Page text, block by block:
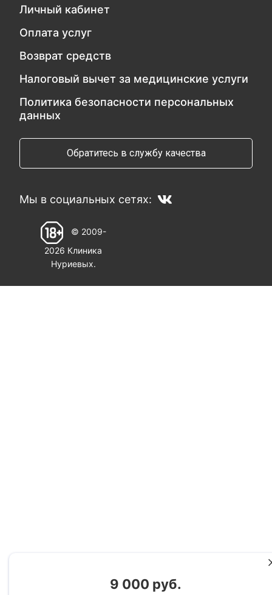
9 000 руб.
Личный кабинет
Оплата услуг
Возврат средств
Налоговый вычет за медицинские услуги
Политика безопасности персональных
данных
Обратитесь в службу качества
Мы в социальных сетях:
© 2009-
2026 Клиника
Нуриевых.